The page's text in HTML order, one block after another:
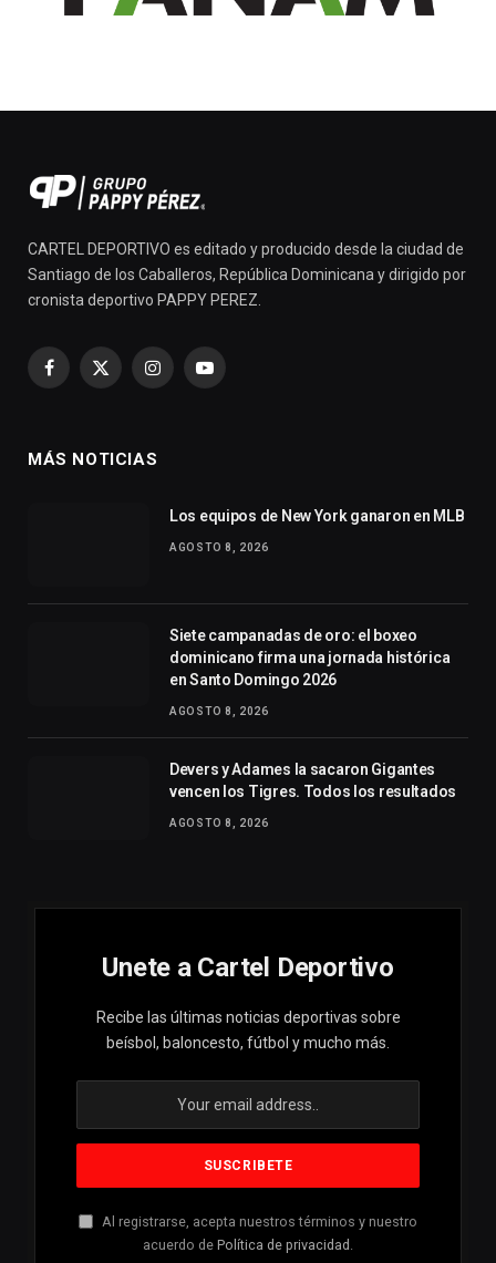
CARTEL DEPORTIVO es editado y producido desde la ciudad de
Santiago de los Caballeros, República Dominicana y dirigido por
cronista deportivo PAPPY PEREZ.
Facebook
X
InstagramYouTube
MÁS NOTICIAS
Los equipos de New York ganaron en MLB
AGOSTO 8, 2026
Siete campanadas de oro: el boxeo
dominicano firma una jornada histórica
en Santo Domingo 2026
AGOSTO 8, 2026
Devers y Adames la sacaron Gigantes
vencen los Tigres. Todos los resultados
AGOSTO 8, 2026
Unete a Cartel Deportivo
Recibe las últimas noticias deportivas sobre
beísbol, baloncesto, fútbol y mucho más.
Al registrarse, acepta nuestros términos y nuestro
acuerdo de Política de privacidad